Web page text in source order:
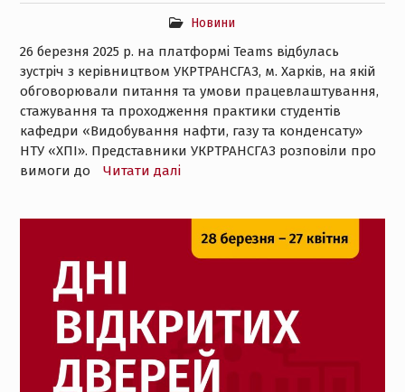
Новини
26 березня 2025 р. на платформі Teams відбулась
зустріч з керівництвом УКРТРАНСГАЗ, м. Харків, на якій
обговорювали питання та умови працевлаштування,
стажування та проходження практики студентів
кафедри «Видобування нафти, газу та конденсату»
НТУ «ХПІ». Представники УКРТРАНСГАЗ розповіли про
вимоги до
Читати далі